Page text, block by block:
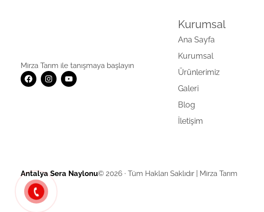
Mirza Tarım ile tanışmaya başlayın
Kurumsal
Ana Sayfa
Kurumsal
Ürünlerimiz
Galeri
Blog
İletişim
Antalya Sera Naylonu© 2026 · Tüm Hakları Saklıdır | Mirza Tarım